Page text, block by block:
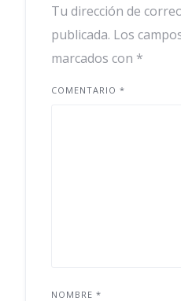
Tu dirección de
publicada. Los
marcados con *
COMENTARIO *
NOMBRE *